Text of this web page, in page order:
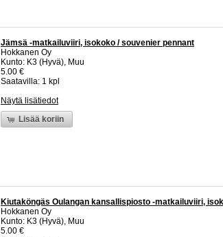
Jämsä -matkailuviiri, isokoko / souvenier pennant
Hokkanen Oy
Kunto: K3 (Hyvä), Muu
5.00 €
Saatavilla: 1 kpl
Näytä lisätiedot
Lisää koriin
Kiutaköngäs Oulangan kansallispiosto -matkailuviiri,
Hokkanen Oy
Kunto: K3 (Hyvä), Muu
5.00 €